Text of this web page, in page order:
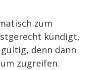
zum
kündigt,
denn dann
zugreifen.